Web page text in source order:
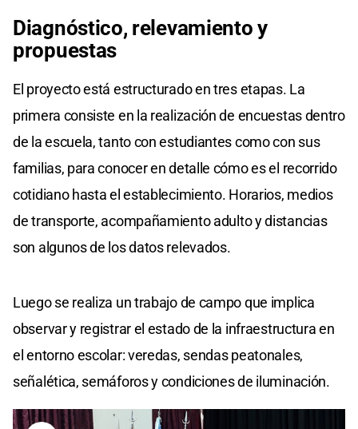
Diagnóstico, relevamiento y
propuestas
El proyecto está estructurado en tres etapas. La
primera consiste en la realización de encuestas dentro
de la escuela, tanto con estudiantes como con sus
familias, para conocer en detalle cómo es el recorrido
cotidiano hasta el establecimiento. Horarios, medios
de transporte, acompañamiento adulto y distancias
son algunos de los datos relevados.
Luego se realiza un trabajo de campo que implica
observar y registrar el estado de la infraestructura en
el entorno escolar: veredas, sendas peatonales,
señalética, semáforos y condiciones de iluminación.